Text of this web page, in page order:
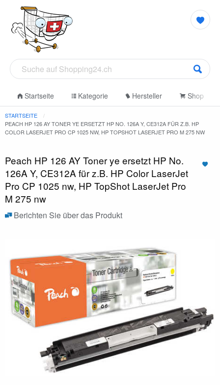
Startseite Kategorie Hersteller Shop
STARTSEITE
PEACH HP 126 AY TONER YE ERSETZT HP NO. 126A Y, CE312A FÜR Z.B. HP
COLOR LASERJET PRO CP 1025 NW, HP TOPSHOT LASERJET PRO M 275 NW
Peach HP 126 AY Toner ye ersetzt HP No.
126A Y, CE312A für z.B. HP Color LaserJet
Pro CP 1025 nw, HP TopShot LaserJet Pro
M 275 nw
Berichten Sie über das Produkt